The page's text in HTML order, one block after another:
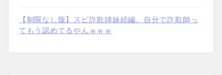
【制限なし版】スピ詐欺姉妹続編。自分で詐欺師っ
てもう認めてるやんｗｗｗ